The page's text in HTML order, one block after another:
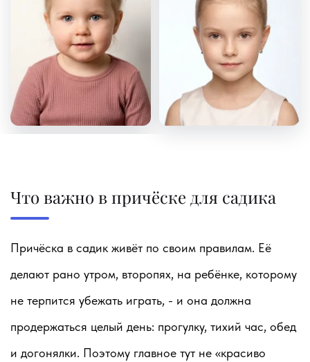
Что важно в причёске для садика
Причёска в садик живёт по своим правилам. Её
делают рано утром, второпях, на ребёнке, которому
не терпится убежать играть, - и она должна
продержаться целый день: прогулку, тихий час, обед
и догонялки. Поэтому главное тут не «красиво